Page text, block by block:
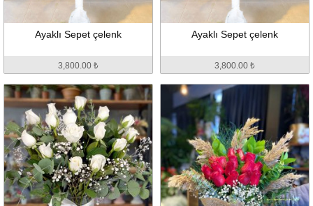
Ayaklı Sepet çelenk
3,800.00 ₺
Ayaklı Sepet çelenk
3,800.00 ₺